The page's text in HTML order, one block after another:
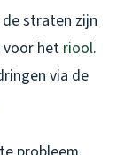
straten zijn
voor het riool.
via de